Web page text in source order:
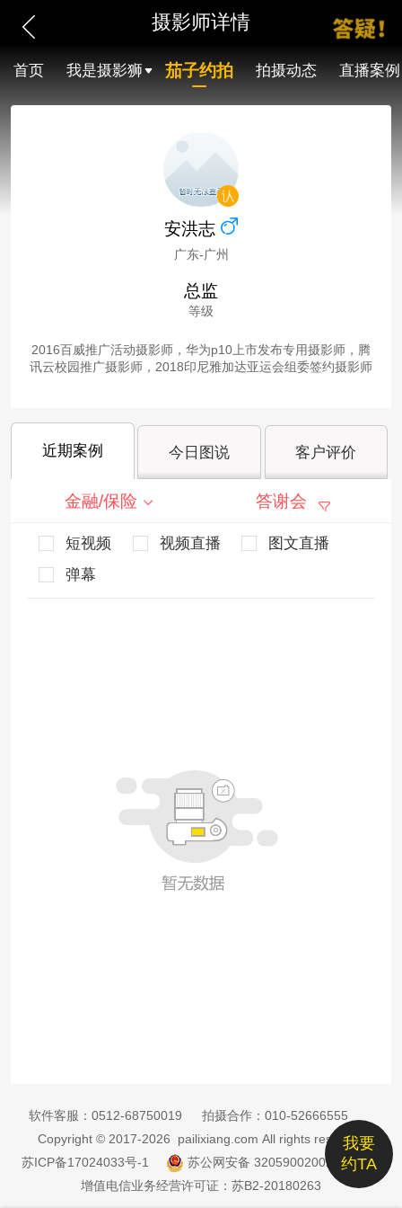
摄影师详情
首页 我是摄影狮 茄子约拍 拍摄动态 直播案例
安洪志
广东-广州
总监
等级
2016百威推广活动摄影师，华为p10上市发布专用摄影师，腾
讯云校园推广摄影师，2018印尼雅加达亚运会组委签约摄影师
近期案例 今日图说 客户评价
金融/保险 答谢会
短视频 视频直播
图文直播
弹幕
我要
约TA
软件客服： 0512-68750019 拍摄合作： 010-52666555
Copyright © 2017-2026 pailixiang.com All rights reserved
苏ICP备17024033号-1
苏公网安备 32059002002885号
增值电信业务经营许可证：苏B2-20180263